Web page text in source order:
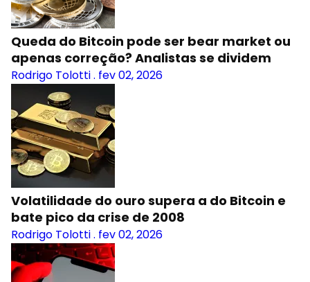
Queda do Bitcoin pode ser bear market ou
apenas correção? Analistas se dividem
Rodrigo Tolotti. fev 02, 2026
Volatilidade do ouro supera a do Bitcoin e
bate pico da crise de 2008
Rodrigo Tolotti. fev 02, 2026